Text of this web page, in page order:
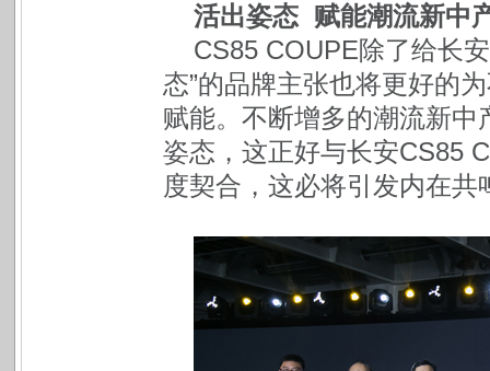
活出姿态 赋能潮流新中
CS85 COUPE除了给长
态”的品牌主张也将更好的
赋能。不断增多的潮流新
姿态，这正好与长安CS85
度契合，这必将引发内在共